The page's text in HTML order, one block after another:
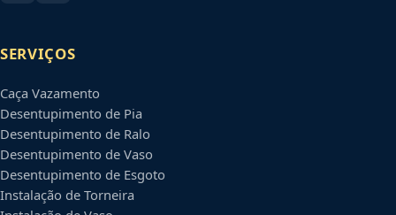
SERVIÇOS
Caça Vazamento
Desentupimento de Pia
Desentupimento de Ralo
Desentupimento de Vaso
Desentupimento de Esgoto
Instalação de Torneira